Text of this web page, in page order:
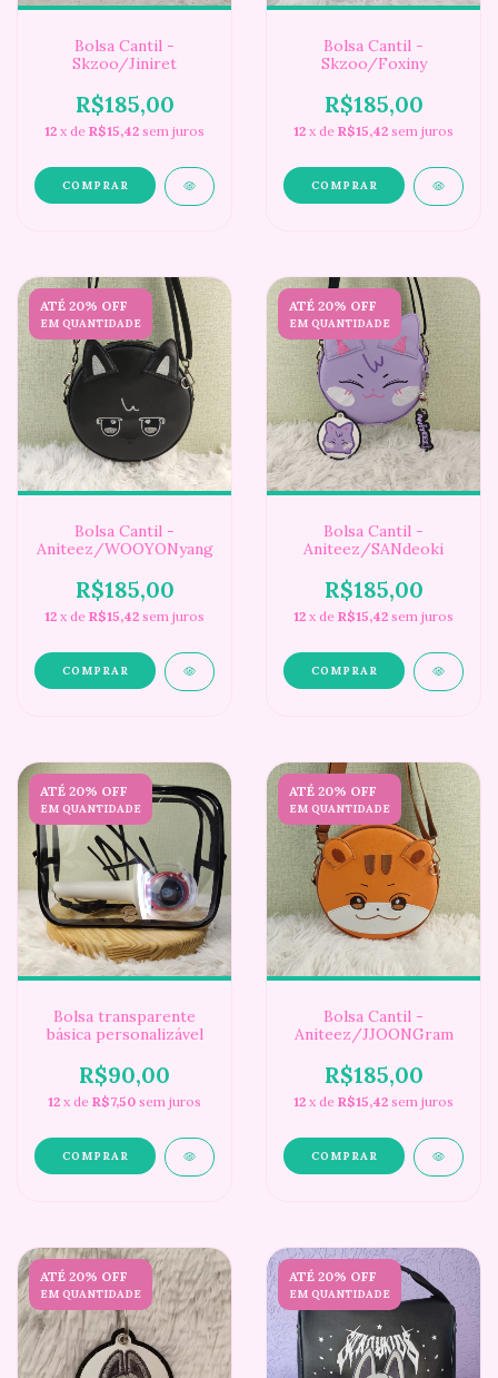
Bolsa Cantil -
Skzoo/Jiniret
R$185,00
12 x de R$15,42 sem juros
Bolsa Cantil -
Skzoo/Foxiny
R$185,00
12 x de R$15,42 sem juros
ATÉ 20% OFF
EM QUANTIDADE
Bolsa Cantil -
Aniteez/WOOYONyang
R$185,00
12 x de R$15,42 sem juros
ATÉ 20% OFF
EM QUANTIDADE
Bolsa Cantil -
Aniteez/SANdeoki
R$185,00
12 x de R$15,42 sem juros
ATÉ 20% OFF
EM QUANTIDADE
Bolsa transparente
básica personalizável
R$90,00
12 x de R$7,50 sem juros
ATÉ 20% OFF
EM QUANTIDADE
Bolsa Cantil -
Aniteez/JJOONGram
R$185,00
12 x de R$15,42 sem juros
ATÉ 20% OFF
EM QUANTIDADE
ATÉ 20% OFF
EM QUANTIDADE